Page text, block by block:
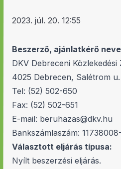
2023. júl. 20. 12:55
Beszerző, ajánlatkérő
DKV Debreceni Közlekedési
4025 Debrecen, Salétrom u.
Tel: (52) 502-650
Fax: (52) 502-651
E-mail: beruhazas@dkv.hu
Bankszámlaszám:
Választott eljárás típusa:
Nyílt beszerzési eljárás.